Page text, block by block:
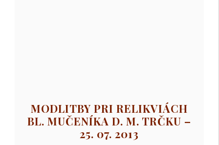
MODLITBY PRI RELIKVIÁCH
BL. MUČENÍKA D. M. TRČKU –
25. 07. 2013